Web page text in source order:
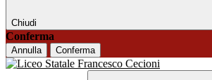
Chiudi
Conferma
Annulla Conferma